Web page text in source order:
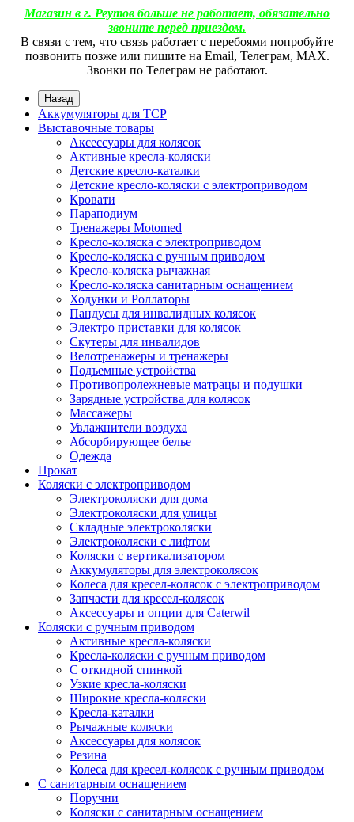
Магазин в г. Реутов больше не работает, обязательно
звоните перед приездом.
В связи с тем, что связь работает с перебоями попробуйте
позвонить позже или пишите на Email, Телеграм, МАХ.
Звонки по Телеграм не работают.
Назад
Аккумуляторы для ТСР
Выставочные товары
Аксессуары для колясок
Активные кресла-коляски
Детские кресло-каталки
Детские кресло-коляски с электроприводом
Кровати
Параподиум
Тренажеры Motomed
Кресло-коляска с электроприводом
Кресло-коляска с ручным приводом
Кресло-коляска рычажная
Кресло-коляска санитарным оснащением
Ходунки и Роллаторы
Пандусы для инвалидных колясок
Электро приставки для колясок
Скутеры для инвалидов
Велотренажеры и тренажеры
Подъемные устройства
Противопролежневые матрацы и подушки
Зарядные устройства для колясок
Массажеры
Увлажнители воздуха
Абсорбирующее белье
Одежда
Прокат
Коляски с электроприводом
Электроколяски для дома
Электроколяски для улицы
Складные электроколяски
Электроколяски с лифтом
Коляски с вертикализатором
Аккумуляторы для электроколясок
Колеса для кресел-колясок с электроприводом
Запчасти для кресел-колясок
Аксессуары и опции для Caterwil
Коляски с ручным приводом
Активные кресла-коляски
Кресла-коляски с ручным приводом
С откидной спинкой
Узкие кресла-коляски
Широкие кресла-коляски
Кресла-каталки
Рычажные коляски
Аксессуары для колясок
Резина
Колеса для кресел-колясок с ручным приводом
С санитарным оснащением
Поручни
Коляски с санитарным оснащением